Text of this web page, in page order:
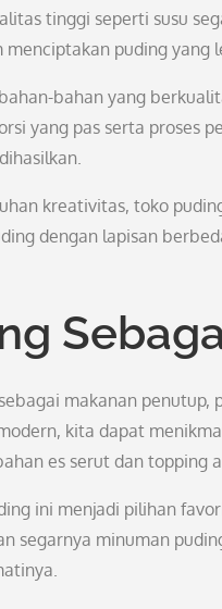
tinggi seperti susu
menciptakan puding yang
bahan yang
yang pas serta proses
kreativitas, toko
dengan lapisan
makanan penutup,
kita dapat
es serut dan topping
ini menjadi pilihan
segarnya minuman